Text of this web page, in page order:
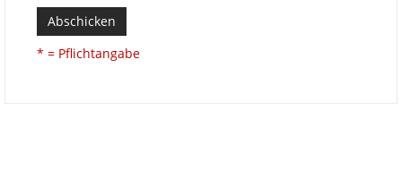
Abschicken
* = Pflichtangabe